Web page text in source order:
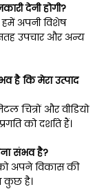
देनी होगी?
हमें अपनी विशेष
उपचार और अन्य
है कि मेरा उत्पाद
चित्रों और वीडियो
को दर्शाते हैं।
संभव है?
अपने विकास की
कुछ है।